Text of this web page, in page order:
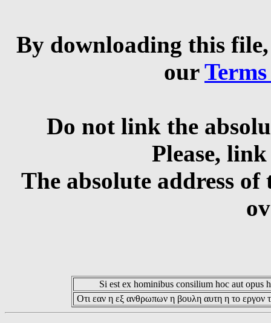
By downloading this
our
Do not link the
Please,
The absolute address
Si est ex hominibus consilium hoc aut opus
Οτι εαν η εξ ανθρωπων η βουλη αυτη η το εργον